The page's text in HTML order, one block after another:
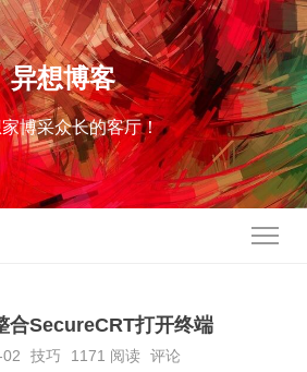
异想博客
博采众长的客厅！
合SecureCRT打开终端
技巧 1171 阅读 评论